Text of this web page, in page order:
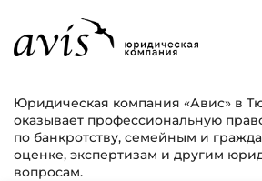
Юридическая компания «Авис» в
оказывает профессиональную
по банкротству, семейным и
оценке, экспертизам и другим
вопросам.